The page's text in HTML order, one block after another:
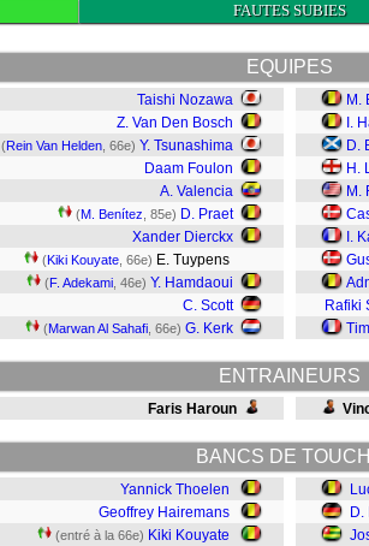
FAUTES SUBIES
EQUIPES
Taishi Nozawa
Z. Van Den Bosch
(Rein Van Helden , 66e) Y. Tsunashima
Daam Foulon
A. Valencia
(M. Benítez , 85e) D. Praet
Xander Dierckx
(Kiki Kouyate , 66e) E. Tuypens
(F. Adekami , 46e) Y. Hamdaoui
C. Scott
(Marwan Al Sahafi , 66e) G. Kerk
M.
I.
D.
H.
M.
I.
Rafiki
ENTRAINEURS
Faris Haroun
BANCS DE
Yannick Thoelen
Geoffrey Hairemans
(entré à la 66e) Kiki Kouyate
D.